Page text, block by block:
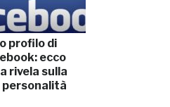
profilo di
ecco
rivela sulla
personalità